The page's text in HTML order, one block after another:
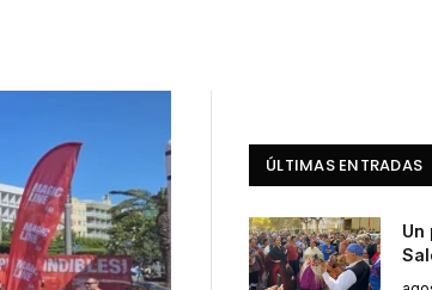
ÚLTIMAS ENTRADAS
Un